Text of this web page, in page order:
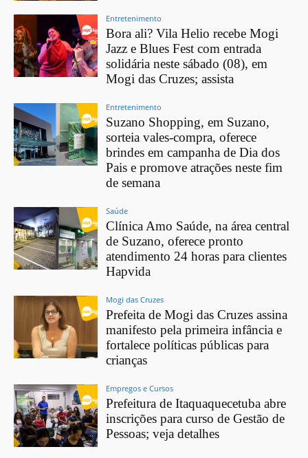
Entretenimento
Bora ali? Vila Helio recebe Mogi
Jazz e Blues Fest com entrada
solidária neste sábado (08), em
Mogi das Cruzes; assista
Entretenimento
Suzano Shopping, em Suzano,
sorteia vales-compra, oferece
brindes em campanha de Dia dos
Pais e promove atrações neste fim
de semana
Saúde
Clínica Amo Saúde, na área central
de Suzano, oferece pronto
atendimento 24 horas para clientes
Hapvida
Mogi das Cruzes
Prefeita de Mogi das Cruzes assina
manifesto pela primeira infância e
fortalece políticas públicas para
crianças
Empregos e Cursos
Prefeitura de Itaquaquecetuba abre
inscrições para curso de Gestão de
Pessoas; veja detalhes